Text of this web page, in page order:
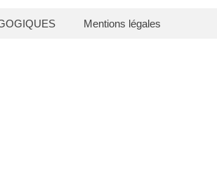
Mentions légales